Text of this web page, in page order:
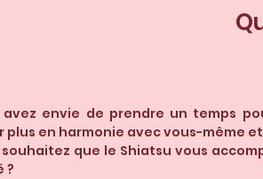
avez envie de prendre un temps
plus en harmonie avec vous-même
souhaitez que le Shiatsu vous
?